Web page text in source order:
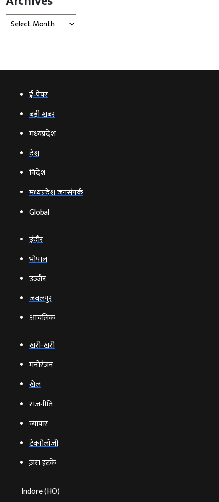
Archives
ई‑पेपर
बड़ी खबर
मध्‍यप्रदेश
देश
विदेश
मध्यप्रदेश जनसंपर्क
Global
इंदौर
भोपाल
उज्‍जैन
जबलपुर
आचंलिक
खरी-खरी
मनोरंजन
खेल
राजनीति
व्‍यापार
टेक्‍नोलॉजी
ज़रा हटके
Indore (HO)